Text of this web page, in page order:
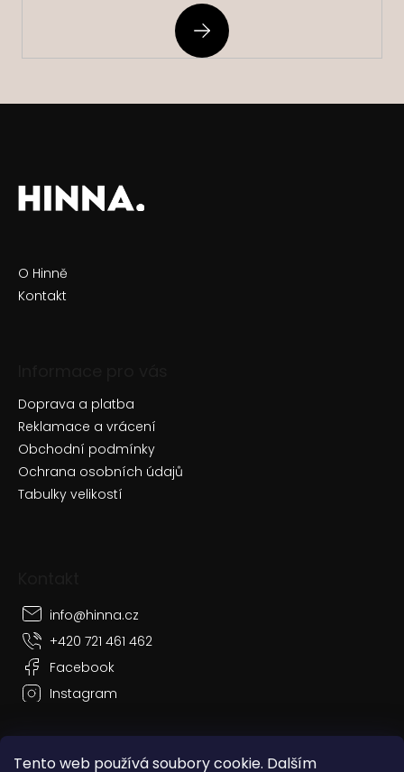
Tento web používá soubory cookie. Dalším
PŘIHLÁSIT
SE
O Hinně
Kontakt
Doprava a platba
Reklamace a vrácení
Obchodní podmínky
Ochrana osobních údajů
Tabulky velikostí
info@hinna.cz
+420 721 461 462
Facebook
Instagram